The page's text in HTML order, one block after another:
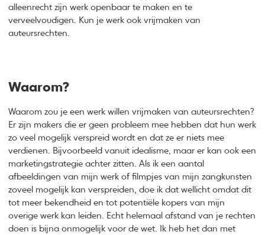
alleenrecht zijn werk openbaar te maken en te
verveelvoudigen. Kun je werk ook vrijmaken van
auteursrechten.
Waarom?
Waarom zou je een werk willen vrijmaken van auteursrechten?
Er zijn makers die er geen probleem mee hebben dat hun werk
zo veel mogelijk verspreid wordt en dat ze er niets mee
verdienen. Bijvoorbeeld vanuit idealisme, maar er kan ook een
marketingstrategie achter zitten. Als ik een aantal
afbeeldingen van mijn werk of filmpjes van mijn zangkunsten
zoveel mogelijk kan verspreiden, doe ik dat wellicht omdat dit
tot meer bekendheid en tot potentiële kopers van mijn
overige werk kan leiden. Echt helemaal afstand van je rechten
doen is bijna onmogelijk voor de wet. Ik heb het dan met